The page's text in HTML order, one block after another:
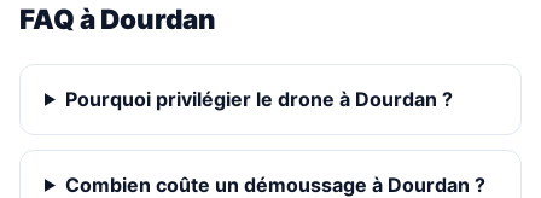
FAQ à Dourdan
Pourquoi privilégier le drone à Dourdan ?
Combien coûte un démoussage à Dourdan ?